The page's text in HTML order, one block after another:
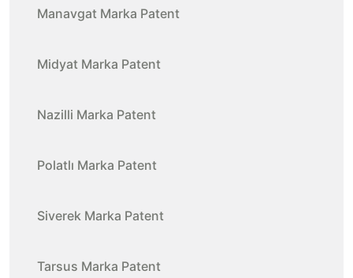
Manavgat Marka Patent
Midyat Marka Patent
Nazilli Marka Patent
Polatlı Marka Patent
Siverek Marka Patent
Tarsus Marka Patent